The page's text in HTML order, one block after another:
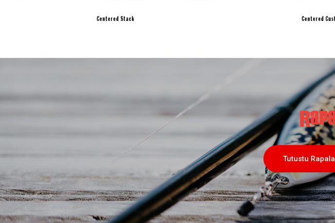
Centered Stack Centered
Tutustu